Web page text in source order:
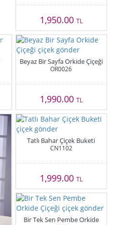
1,950.00 TL
Beyaz Bir Sayfa Orkide Çiçeği
OR0026
1,990.00 TL
Tatlı Bahar Çiçek Buketi
CN1102
1,999.00 TL
Bir Tek Sen Pembe Orkide